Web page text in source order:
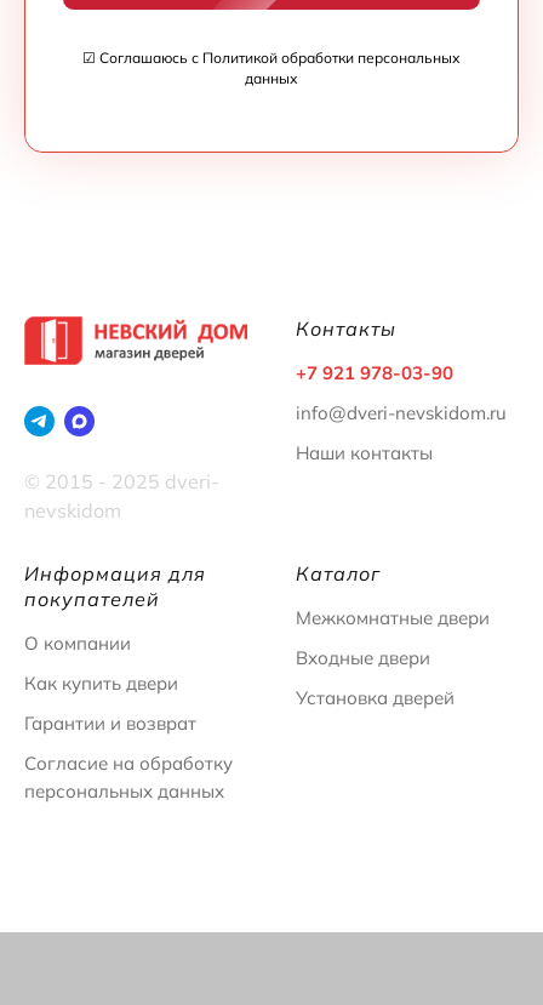
☑ Соглашаюсь с Политикой обработки персональных
данных
© 2015 - 2025 dveri-
nevskidom
Контакты
+7 921 978-03-90
info@dveri-nevskidom.ru
Наши контакты
Информация для
покупателей
О компании
Как купить двери
Гарантии и возврат
Согласие на обработку
персональных данных
Каталог
Межкомнатные двери
Входные двери
Установка дверей